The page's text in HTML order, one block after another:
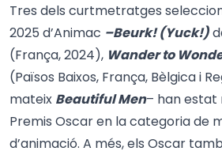
Tres dels curtmetratges
2025 d’Animac –Beurk! (Yuck!)
(França, 2024), Wander to
(Països Baixos, França, Bèlgica i
mateix Beautiful Men– han estat
Premis Oscar en la categoria de
d’animació. A més, els Oscar